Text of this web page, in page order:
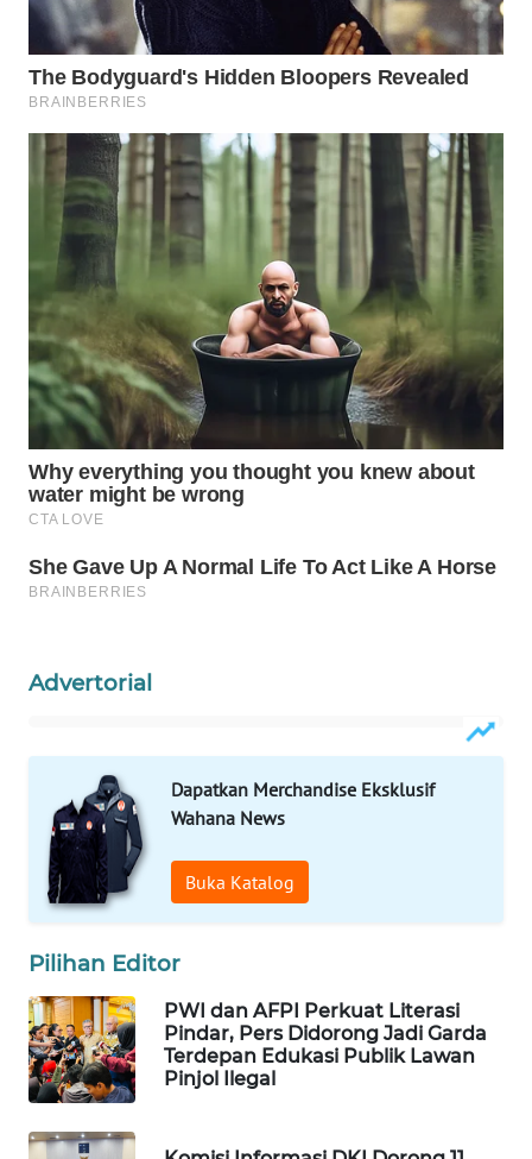
Advertorial
Dapatkan Merchandise Eksklusif
Wahana News
Buka Katalog
Pilihan Editor
PWI dan AFPI Perkuat Literasi
Pindar, Pers Didorong Jadi Garda
Terdepan Edukasi Publik Lawan
Pinjol Ilegal
WAHANA
KONSUMEN
WAHANA
LISTRIK
WAHANA
TRAVEL
WAHANA
WAHANANEWS
ID
WAHANANEWS
CO ID
WAHANANEWS
NET
SPORT
WAHANA
SELEB
WAHANA
WAHANA
OTOMOTIF
WAHANA